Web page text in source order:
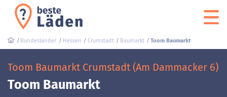
Bundesländer Hessen Crumstadt Baumarkt Toom Baumarkt
Toom Baumarkt Crumstadt (Am Dammacker 6)
Toom Baumarkt